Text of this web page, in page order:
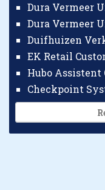
Dura Vermeer
Dura Vermeer
Duifhuizen
EK Retail
Hubo Assistent